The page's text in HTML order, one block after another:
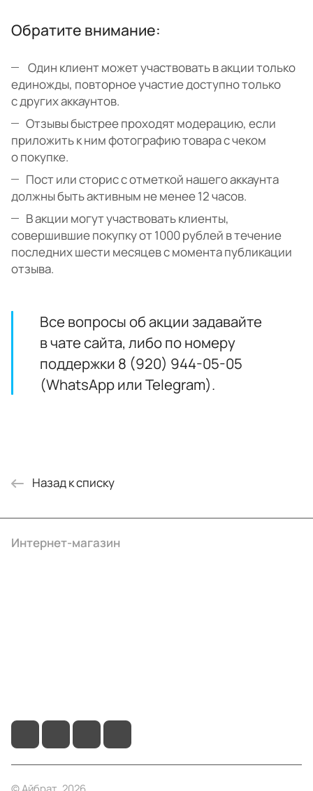
Обратите внимание:
Один клиент может участвовать в акции только
единожды, повторное участие доступно только
с других аккаунтов.
Отзывы быстрее проходят модерацию, если
приложить к ним фотографию товара с чеком
о покупке.
Пост или сторис с отметкой нашего аккаунта
должны быть активным не менее 12 часов.
В акции могут участвовать клиенты,
совершившие покупку от 1000 рублей в течение
последних шести месяцев с момента публикации
отзыва.
Все вопросы об акции задавайте
в чате сайта, либо по номеру
поддержки 8 (920) 944-05-05
(WhatsApp или Telegram).
Назад к списку
Интернет-магазин